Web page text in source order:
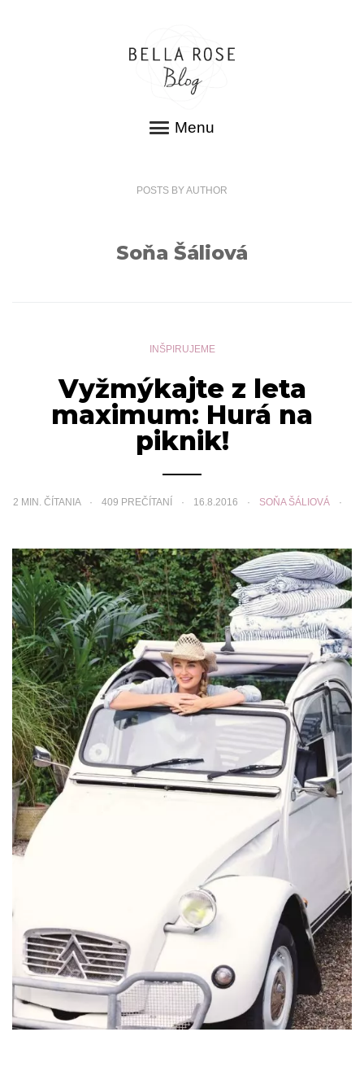
Menu
POSTS BYAUTHOR
Soňa Šáliová
INŠPIRUJEME
Vyžmýkajte z leta
maximum: Hurá na
piknik!
2 MIN. ČÍTANIA 409 PREČÍTANÍ 16.8.2016 SOŇA ŠÁLIOVÁ